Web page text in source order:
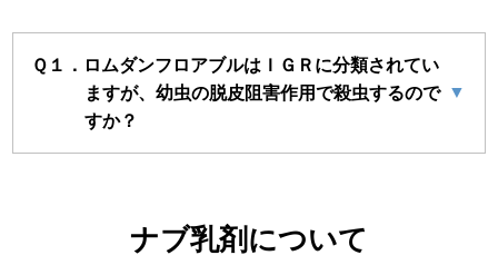
Ｑ１．ロムダンフロアブルはＩＧＲに分類されてい
ますが、幼虫の脱皮阻害作用で殺虫するので
すか？
▼
ナブ乳剤について